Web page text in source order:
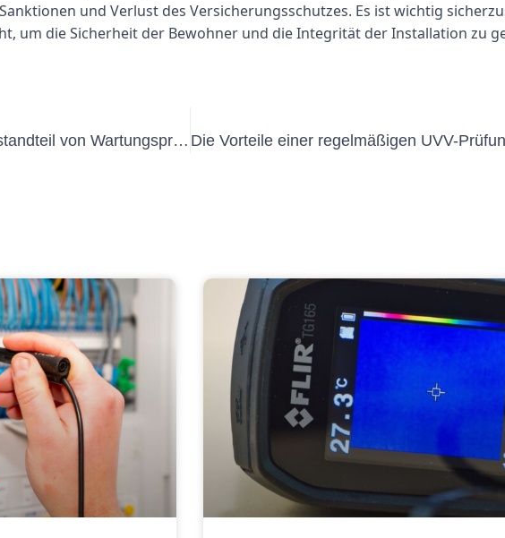
und Verlust des Versicherungsschutzes. Es ist wichtig
um die Sicherheit der Bewohner und die Integrität der Installation zu
Anlagenprüfung: Ein wesentlicher Bestandteil von Wartungsprogrammen